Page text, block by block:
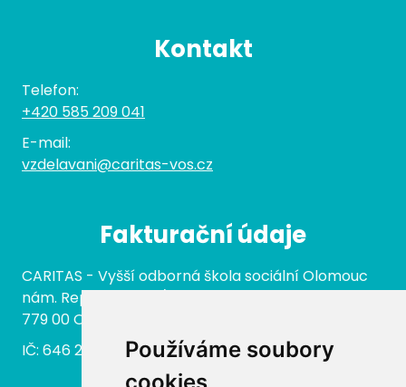
Používáme soubory
Kontakt
Telefon:
+420 585 209 041
E-mail:
vzdelavani@caritas-vos.cz
Fakturační údaje
CARITAS - Vyšší odborná škola sociální Olomouc
nám. Republiky 422/3
779 00 Olomouc
IČ: 646 27 233